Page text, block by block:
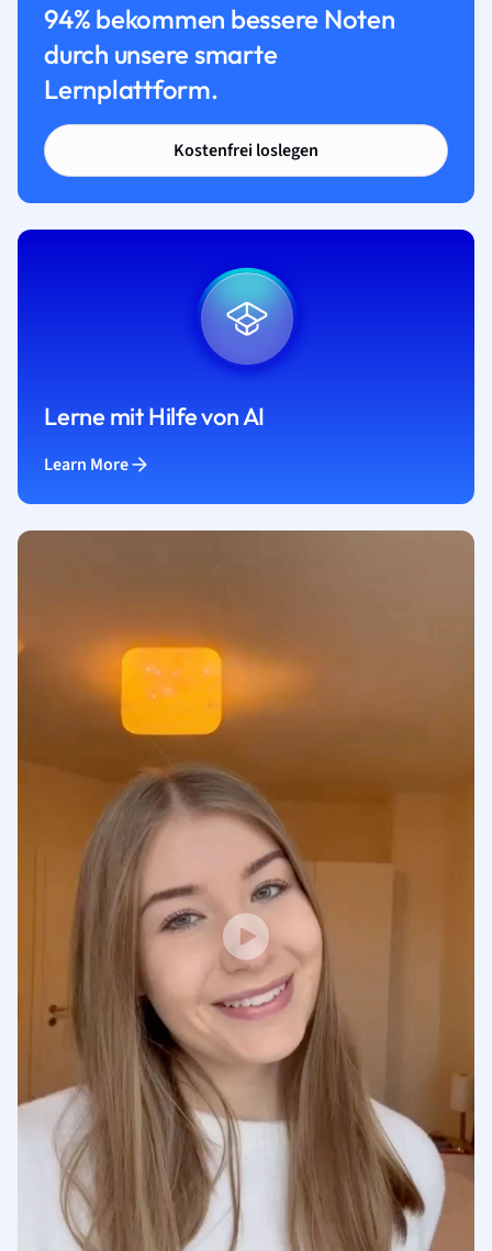
94% bekommen bessere Noten
durch unsere smarte
Lernplattform.
Kostenfrei loslegen
Lerne mit Hilfe von AI
Learn More